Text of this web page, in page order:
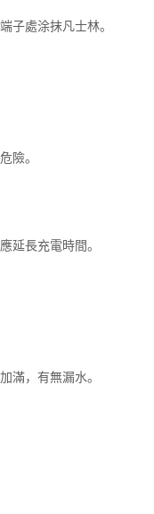
子處涂抹凡士林。
險。
延長充電時間。
滿，有無漏水。